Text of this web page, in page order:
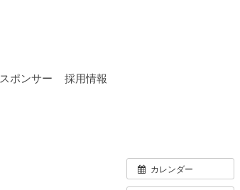
スポンサー 採用情報
カレンダー